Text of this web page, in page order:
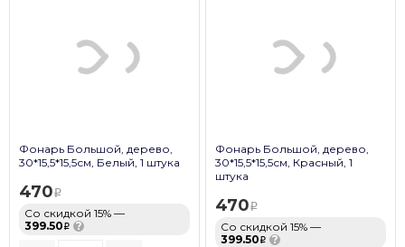
Фонарь Большой, дерево,
30*15,5*15,5см, Белый, 1 штука
470
Со скидкой 15% —
399.50
?
Фонарь Большой, дерево,
30*15,5*15,5см, Красный, 1
штука
470
Со скидкой 15% —
399.50
?